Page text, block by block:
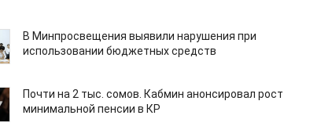
В Минпросвещения выявили нарушения при
использовании бюджетных средств
Почти на 2 тыс. сомов. Кабмин анонсировал рост
минимальной пенсии в КР